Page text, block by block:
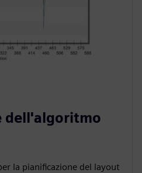
dell'algoritmo
la pianificazione del layout